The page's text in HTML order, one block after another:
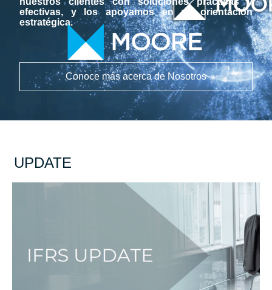
efectivas, y los apoyamos en su orientación
estratégica.
Conoce más acerca de Nosotros
UPDATE